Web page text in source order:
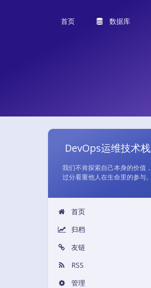
首页 数据库
DevOps运维技术栈
我们不肯探索自己本身的价值，
过分看重他人在生命里的参与。
首页
归档
友链
RSS
管理